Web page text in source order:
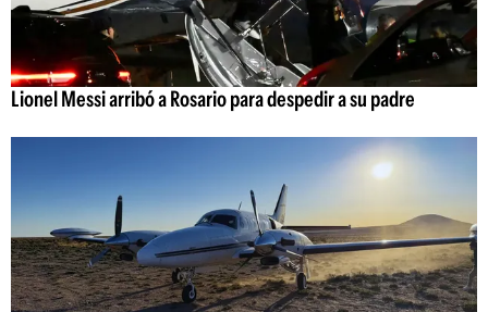
Lionel Messi arribó a Rosario para despedir a su padre